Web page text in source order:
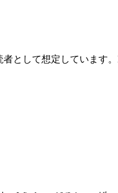
して想定しています。